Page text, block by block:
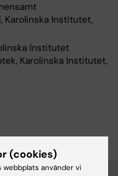
Karolinska Institutet,
Institutet
Karolinska Institutet,
(cookies)
använder vi